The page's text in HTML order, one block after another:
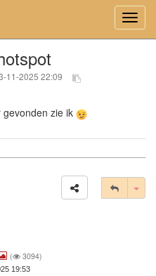
11-2025 22:09
zie ik
( 3094)
19:53